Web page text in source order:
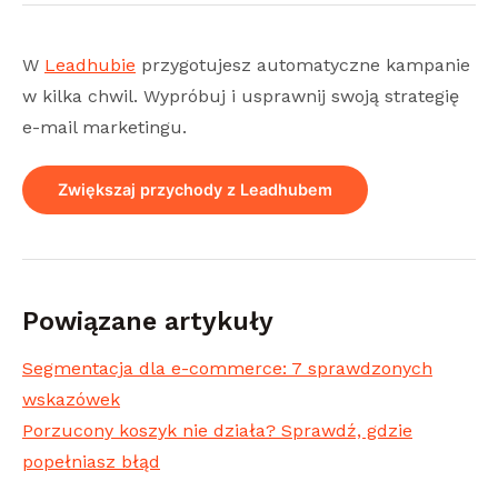
W Leadhubie przygotujesz automatyczne kampanie
w kilka chwil. Wypróbuj i usprawnij swoją strategię
e-mail marketingu.
Zwiększaj przychody z Leadhubem
Powiązane artykuły
Segmentacja dla e-commerce: 7 sprawdzonych
wskazówek
Porzucony koszyk nie działa? Sprawdź, gdzie
popełniasz błąd